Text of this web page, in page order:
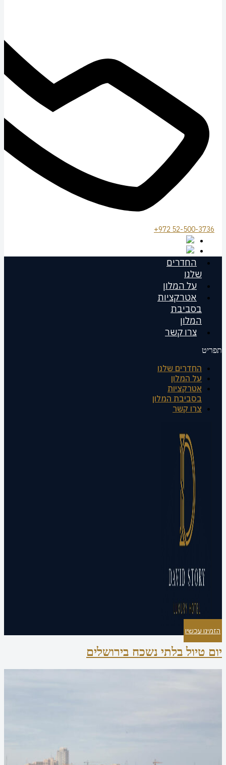
972 52-500-3736+
החדרים
שלנו
על המלון
אטרקציות
בסביבת
המלון
צרו קשר
תפריט
החדרים שלנו
על המלון
אטרקציות
בסביבת המלון
צרו קשר
הזמינו עכשיו
יום טיול בלתי נשכח בירושלים